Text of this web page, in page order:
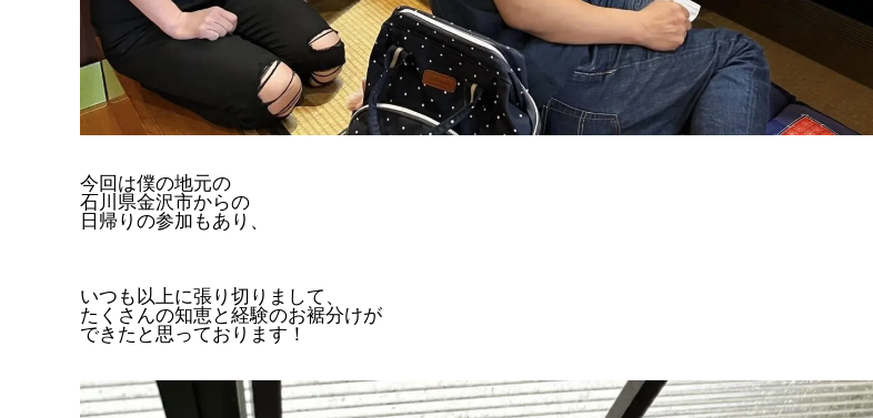
今回は僕の地元の
石川県金沢市からの
日帰りの参加もあり、
いつも以上に張り切りまして、
たくさんの知恵と経験のお裾分けが
できたと思っております！